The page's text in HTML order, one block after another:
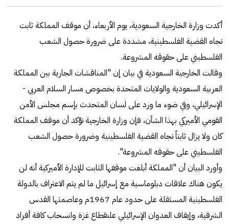
أكدت وزارة الخارجية السعودية، يوم الأربعاء، أن موقف المملكة ثابت
تجاه القضية الفلسطينية، مشددة على ضرورة حصول الشعب
الفلسطيني على حقوقه المشروعة.
وقالت الخارجية السعودية في بيان إن "المناقشات الجارية بين المملكة
العربية السعودية والولايات المتحدة بخصوص مسار السلام العربي -
الإسرائيلي، وفي ضوء ما ورد على لسان المتحدث بإسم مجلس الأمن
القومي الأميركي بهذا الشأن، فإن وزارة الخارجية تؤكد أن موقف المملكة
كان ولا يزال ثابتاً تجاه القضية الفلسطينية وضرورة حصول الشعب
الفلسطيني على حقوقه المشروعة".
وأورد البيان أن "المملكة أبلغت موقفها الثابت للإدارة الأميركية أنه لن
يكون هناك علاقات دبلوماسية مع إسرائيل ما لم يتم الاعتراف بالدولة
الفلسطينية المستقلة على حدود عام 1967م وعاصمتها القدس
الشرقية، وإيقاف العدوان الإسرائيلي علىقطاع غزة وانسحاب كافة أفراد